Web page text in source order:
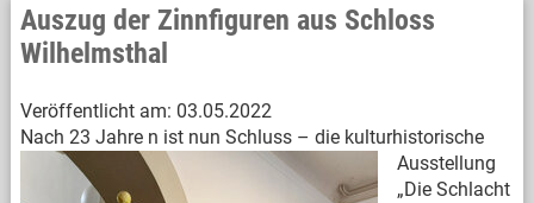
Auszug der Zinnfiguren aus Schloss
Wilhelmsthal
Veröffentlicht am: 03.05.2022
Nach 23 Jahre n ist nun Schluss – die kulturhistorische
Ausstellung
„Die Schlacht